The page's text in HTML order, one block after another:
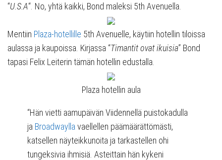
“U.S.A“. No, yhtä kaikki, Bond maleksi 5th Avenuella.
Mentiin Plaza-hotellille 5th Avenuelle, käytiin hotellin tiloissa
aulassa ja kaupoissa. Kirjassa “Timantit ovat ikuisia” Bond
tapasi Felix Leiterin tämän hotellin edustalla.
Plaza hotellin aula
“Hän vietti aamupäivän Viidennellä puistokadulla
ja Broadwaylla vaellellen päämäärättömästi,
katsellen näyteikkunoita ja tarkastellen ohi
tungeksivia ihmisiä. Asteittain hän kykeni